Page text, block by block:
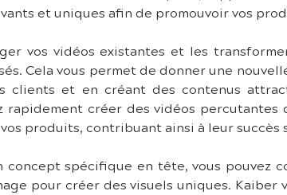
et uniques afin de promouvoir vos
vos vidéos existantes et les
Cela vous permet de donner une
clients et en créant des contenus
rapidement créer des vidéos
produits, contribuant ainsi à leur succès
concept spécifique en tête, vous pouvez
pour créer des visuels uniques.